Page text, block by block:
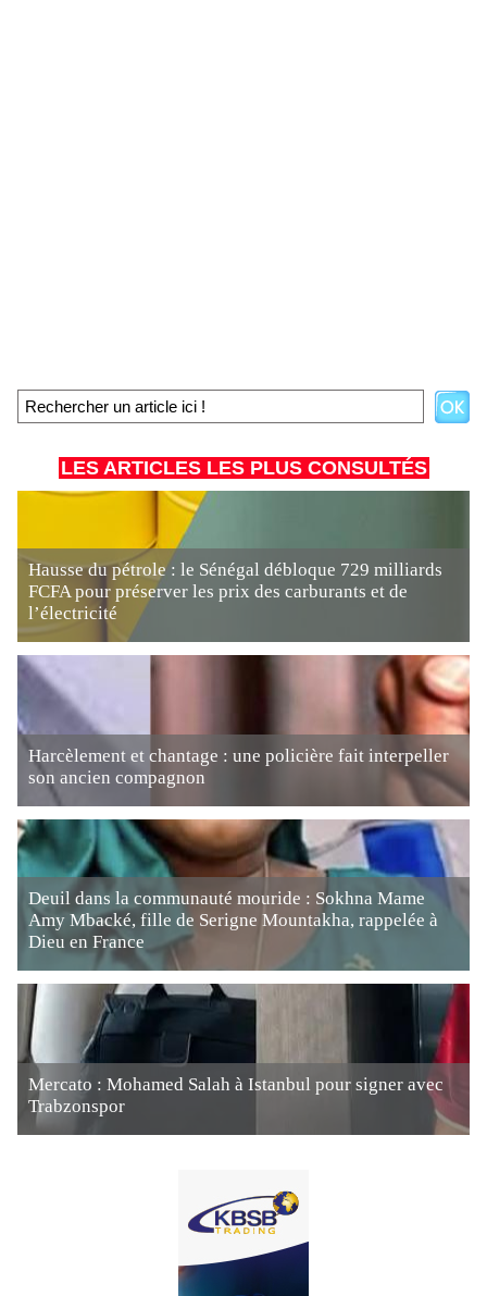
LES ARTICLES LES PLUS CONSULTÉS
Hausse du pétrole : le Sénégal débloque 729 milliards
FCFA pour préserver les prix des carburants et de
l’électricité
Harcèlement et chantage : une policière fait interpeller
son ancien compagnon
Deuil dans la communauté mouride : Sokhna Mame
Amy Mbacké, fille de Serigne Mountakha, rappelée à
Dieu en France
Mercato : Mohamed Salah à Istanbul pour signer avec
Trabzonspor